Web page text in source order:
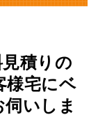
積りの
様宅にベ
いしま